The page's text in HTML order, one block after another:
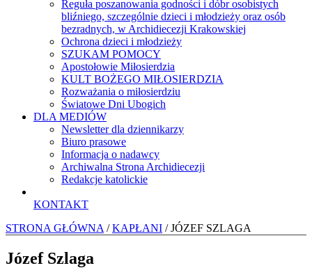
Reguła poszanowania godności i dóbr osobistych
bliźniego, szczególnie dzieci i młodzieży oraz osób
bezradnych, w Archidiecezji Krakowskiej
Ochrona dzieci i młodzieży
SZUKAM POMOCY
Apostołowie Miłosierdzia
KULT BOŻEGO MIŁOSIERDZIA
Rozważania o miłosierdziu
Światowe Dni Ubogich
DLA MEDIÓW
Newsletter dla dziennikarzy
Biuro prasowe
Informacja o nadawcy
Archiwalna Strona Archidiecezji
Redakcje katolickie
KONTAKT
STRONA GŁÓWNA /KAPŁANI / JÓZEF SZLAGA
Józef Szlaga